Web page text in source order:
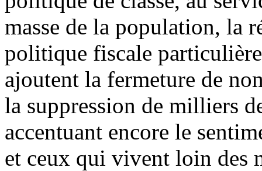
masse de la population, la
politique fiscale
ajoutent la fermeture de
la suppression de milliers
accentuant encore le
et ceux qui vivent loin des